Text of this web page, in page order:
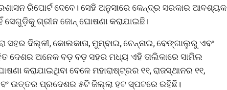
ରିପୋର୍ଟ ଦେବେ। ସେହି ଅନୁସାରେ କେନ୍ଦ୍ର ସରକାର ଆବଶ୍ୟକ
ଗ୍ରୀନ ଜୋନ୍ ଘୋଷଣା କରାଯାଇଛି।
ଦିଲ୍ଳୀ, କୋଲକାତା, ମୁମ୍ବାଇ, ଚେନ୍ନାଇ, ବେଙ୍ଗାଲୁରୁ ଏବଂ
ଦେଶର ଅନେକ ବଡ଼ ବଡ଼ ସହର ମଧ୍ୟ ଏହି ତାଲିକାରେ ସାମିଲ
କରାଯାଇଥିବା ବେଳେ ମହାରାଷ୍ଟ୍ରର ୧୧, ରାଜସ୍ଥାନର ୧୧,
ଉତ୍ତର ପ୍ରଦେଶର ୫ଟି ଜିଲ୍ଲା ହଟ ସ୍ପଟରେ ରହିଛି।